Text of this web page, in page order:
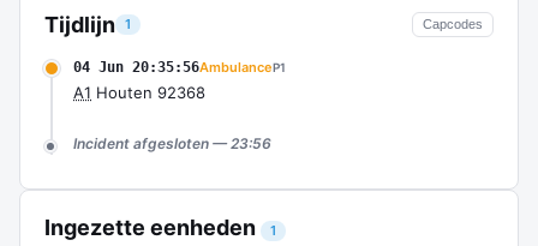
Tijdlijn 1 Capcodes
04 Jun 20:35:56AmbulanceP1
A1 Houten 92368
Incident afgesloten — 23:56
Ingezette eenheden 1